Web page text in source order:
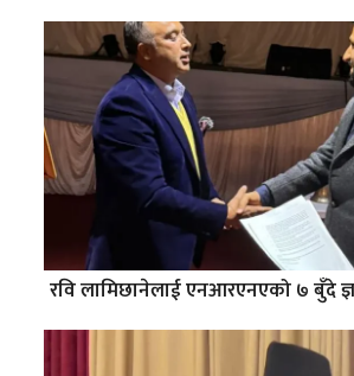
रवि लामिछानेलाई एनआरएनएको ७ बुँदे